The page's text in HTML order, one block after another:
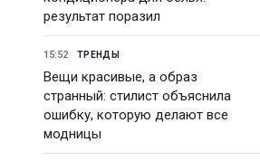
результат поразил
15:52 ТРЕНДЫ
Вещи красивые, а образ
странный: стилист объяснила
ошибку, которую делают все
модницы